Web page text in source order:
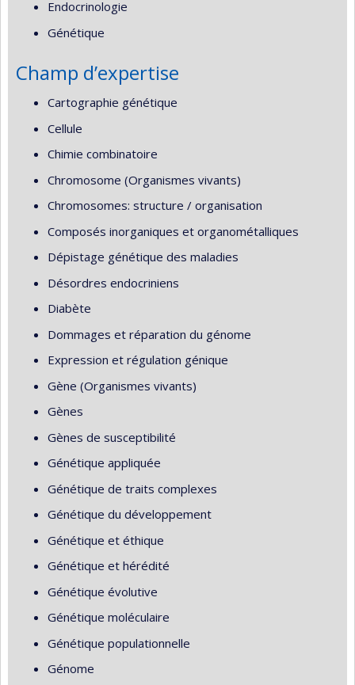
Endocrinologie
Génétique
Champ d’expertise
Cartographie génétique
Cellule
Chimie combinatoire
Chromosome (Organismes vivants)
Chromosomes: structure / organisation
Composés inorganiques et organométalliques
Dépistage génétique des maladies
Désordres endocriniens
Diabète
Dommages et réparation du génome
Expression et régulation génique
Gène (Organismes vivants)
Gènes
Gènes de susceptibilité
Génétique appliquée
Génétique de traits complexes
Génétique du développement
Génétique et éthique
Génétique et hérédité
Génétique évolutive
Génétique moléculaire
Génétique populationnelle
Génome